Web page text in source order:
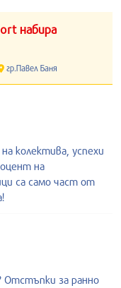
набира
гр.Павел Баня
колектива, успехи
на
са само част от
Отстъпки за ранно